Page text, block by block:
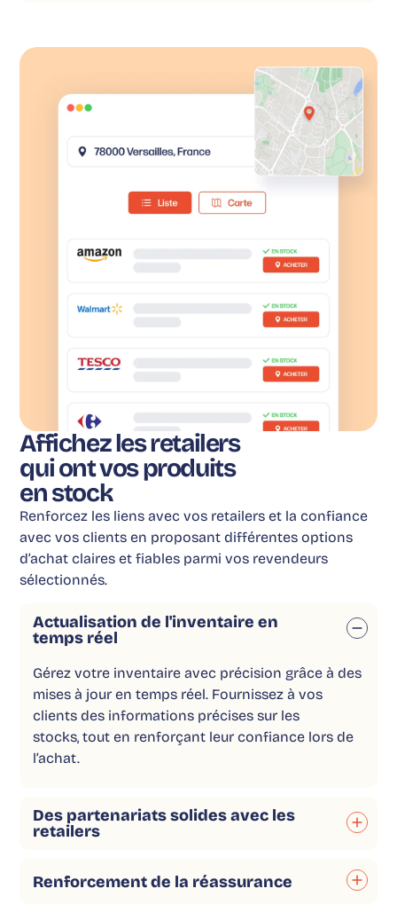
Affichez les retailers
qui ont vos produits
en stock
Renforcez les liens avec vos retailers et la confiance
avec vos clients en proposant différentes options
d’achat claires et fiables parmi vos revendeurs
sélectionnés.
Actualisation de l'inventaire en
temps réel
Gérez votre inventaire avec précision grâce à des
mises à jour en temps réel. Fournissez à vos
clients des informations précises sur les
stocks, tout en renforçant leur confiance lors de
l’achat.
Des partenariats solides avec les
retailers
Renforcement de la réassurance